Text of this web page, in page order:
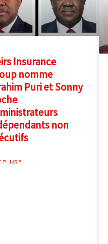
Insurance
nomme
Puri et Sonny
non
PLUS "